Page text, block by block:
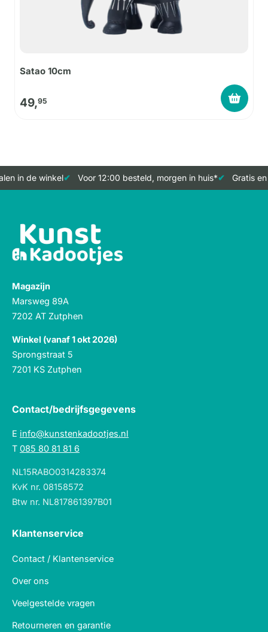
Satao 10cm
49,95
in de winkel Voor 12:00 besteld, morgen in huis* Gratis
Magazijn
Marsweg 89A
7202 AT Zutphen
Winkel (vanaf 1 okt 2026)
Sprongstraat 5
7201 KS Zutphen
Contact/bedrijfsgegevens
E info@kunstenkadootjes.nl
T 085 80 81 81 6
NL15RABO0314283374
KvK nr. 08158572
Btw nr. NL817861397B01
Klantenservice
Contact / Klantenservice
Over ons
Veelgestelde vragen
Retourneren en garantie